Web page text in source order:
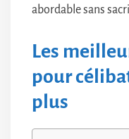
abordable sans
Les
pour
plus